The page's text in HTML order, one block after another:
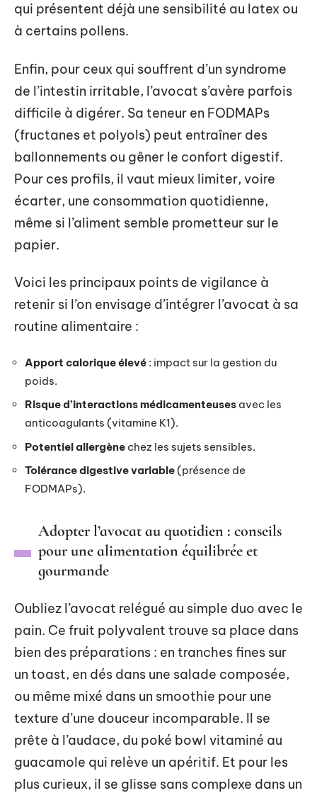
qui présentent déjà une sensibilité au latex ou
à certains pollens.
Enfin, pour ceux qui souffrent d’un syndrome
de l’intestin irritable, l’avocat s’avère parfois
difficile à digérer. Sa teneur en FODMAPs
(fructanes et polyols) peut entraîner des
ballonnements ou gêner le confort digestif.
Pour ces profils, il vaut mieux limiter, voire
écarter, une consommation quotidienne,
même si l’aliment semble prometteur sur le
papier.
Voici les principaux points de vigilance à
retenir si l’on envisage d’intégrer l’avocat à sa
routine alimentaire :
Apport calorique élevé : impact sur la gestion du
poids.
Risque d’interactions médicamenteuses avec les
anticoagulants (vitamine K1).
Potentiel allergène chez les sujets sensibles.
Tolérance digestive variable(présence de
FODMAPs).
Adopter l’avocat au quotidien : conseils
pour une alimentation équilibrée et
gourmande
Oubliez l’avocat relégué au simple duo avec le
pain. Ce fruit polyvalent trouve sa place dans
bien des préparations : en tranches fines sur
un toast, en dés dans une salade composée,
ou même mixé dans un smoothie pour une
texture d’une douceur incomparable. Il se
prête à l’audace, du poké bowl vitaminé au
guacamole qui relève un apéritif. Et pour les
plus curieux, il se glisse sans complexe dans un